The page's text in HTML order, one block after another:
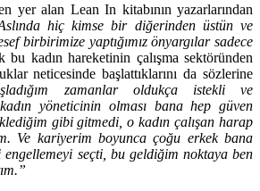
yer alan Lean In kitabının yazarlarından
hiç kimse bir diğerinden üstün ve
birbirimize yaptığımız önyargılar sadece
bu kadın hareketinin çalışma sektöründen
neticesinde başlattıklarını da sözlerine
zamanlar oldukça istekli ve
yöneticinin olması bana hep güven
gibi gitmedi, o kadın çalışan harap
Ve kariyerim boyunca çoğu erkek bana
engellemeyi seçti, bu geldiğim noktaya ben